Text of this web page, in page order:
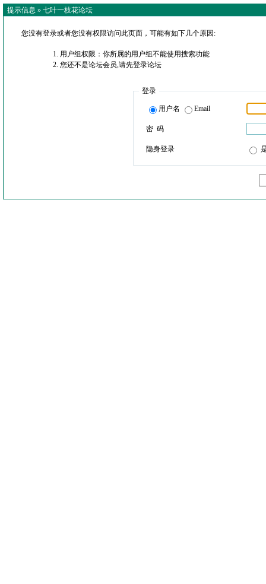
提示信息 » 七叶一枝花论坛
您没有登录或者您没有权限访问此页面，可能有如下几个原因:
用户组权限：你所属的用户组不能使用搜索功能
您还不是论坛会员,请先登录论坛
登录
用户名 Email
密 码
隐身登录